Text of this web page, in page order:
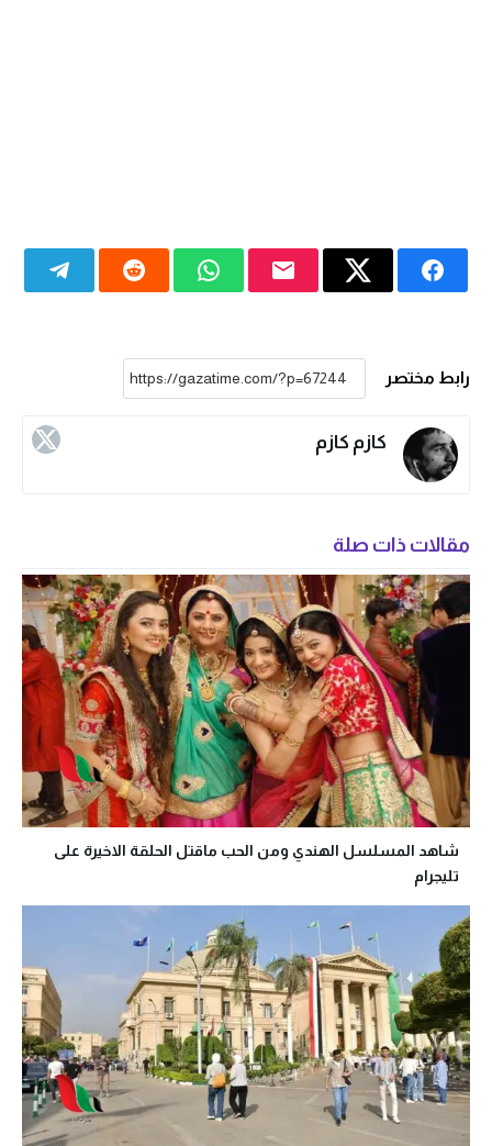
رابط مختصر
كازم كازم
مقالات ذات صلة
شاهد المسلسل الهندي ومن الحب ماقتل الحلقة الاخيرة على
تليجرام